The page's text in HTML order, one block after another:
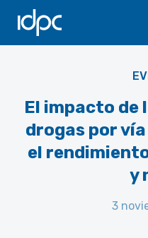
IDPC
El impacto de
drogas por
el
y
3